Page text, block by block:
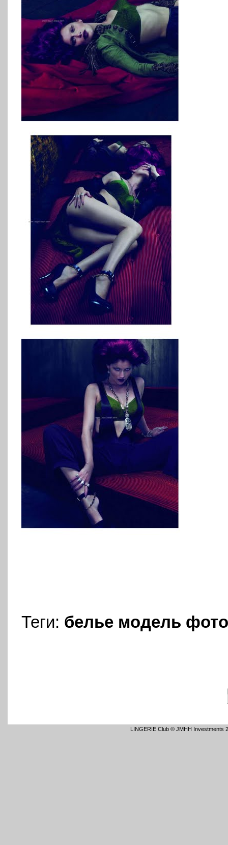
Теги: белье модель
LINGERIE Club © JMHH Investments